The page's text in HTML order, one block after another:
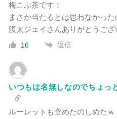
梅こぶ茶です！
まさか当たるとは思わなかった
腹太ジェイさんありがとうござ
16 返信
いつもは名無しなのでちょっ
ルーレットも含めたのしめたｗ